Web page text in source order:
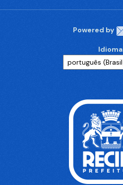
Powered by
Idioma